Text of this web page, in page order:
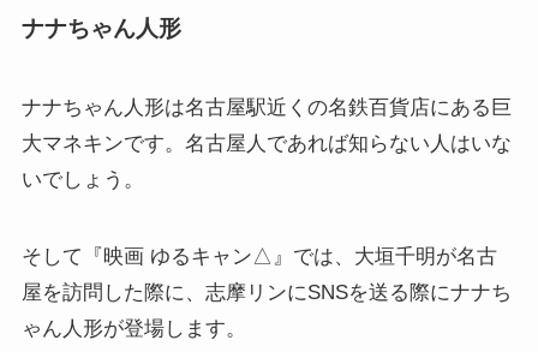
ナナちゃん人形
ナナちゃん人形は名古屋駅近くの名鉄百貨店にある巨
大マネキンです。名古屋人であれば知らない人はいな
いでしょう。
そして『映画 ゆるキャン△』では、大垣千明が名古
屋を訪問した際に、志摩リンにSNSを送る際にナナち
ゃん人形が登場します。